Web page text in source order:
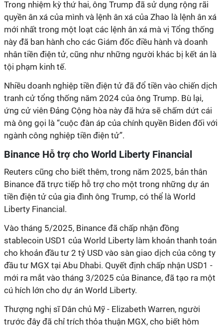
Trong nhiệm kỳ thứ hai, ông Trump đã sử dụng rộng rãi
quyền ân xá của mình và lệnh ân xá của Zhao là lệnh ân xá
mới nhất trong một loạt các lệnh ân xá mà vị Tổng thống
này đã ban hành cho các Giám đốc điều hành và doanh
nhân tiền điện tử, cũng như những người khác bị kết án là
tội phạm kinh tế.
Nhiều doanh nghiệp tiền điện tử đã đổ tiền vào chiến dịch
tranh cử tổng thống năm 2024 của ông Trump. Bù lại,
ứng cử viên Đảng Cộng hòa này đã hứa sẽ chấm dứt cái
mà ông gọi là “cuộc đàn áp của chính quyền Biden đối với
ngành công nghiệp tiền điện tử”.
Binance Hỗ trợ cho World Liberty Financial
Reuters cũng cho biết thêm, trong năm 2025, bản thân
Binance đã trực tiếp hỗ trợ cho một trong những dự án
tiền điện tử của gia đình ông Trump, có thể là World
Liberty Financial.
Vào tháng 5/2025, Binance đã chấp nhận đồng
stablecoin USD1 của World Liberty làm khoản thanh toán
cho khoản đầu tư 2 tỷ USD vào sàn giao dịch của công ty
đầu tư MGX tại Abu Dhabi. Quyết định chấp nhận USD1 -
mới ra mắt vào tháng 3/2025 của Binance, đã tạo ra một
cú hích lớn cho dự án World Liberty.
Thượng nghị sĩ Dân chủ Mỹ - Elizabeth Warren, người
trước đây đã chỉ trích thỏa thuận MGX, cho biết hôm